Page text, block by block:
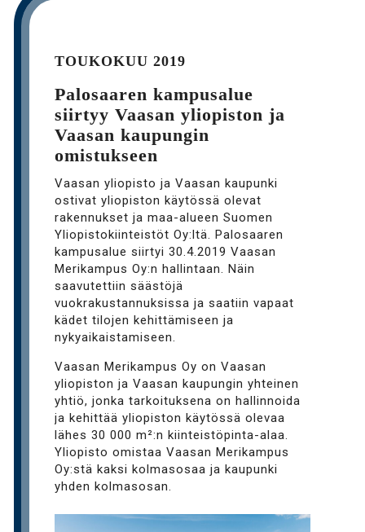
TOUKOKUU 2019
Palosaaren kampusalue
siirtyy Vaasan yliopiston ja
Vaasan kaupungin
omistukseen
Vaasan yliopisto ja Vaasan kaupunki
ostivat yliopiston käytössä olevat
rakennukset ja maa-alueen Suomen
Yliopistokiinteistöt Oy:ltä. Palosaaren
kampusalue siirtyi 30.4.2019 Vaasan
Merikampus Oy:n hallintaan. Näin
saavutettiin säästöjä
vuokrakustannuksissa ja saatiin vapaat
kädet tilojen kehittämiseen ja
nykyaikaistamiseen.
Vaasan Merikampus Oy on Vaasan
yliopiston ja Vaasan kaupungin yhteinen
yhtiö, jonka tarkoituksena on hallinnoida
ja kehittää yliopiston käytössä olevaa
lähes 30 000 m²:n kiinteistöpinta-alaa.
Yliopisto omistaa Vaasan Merikampus
Oy:stä kaksi kolmasosaa ja kaupunki
yhden kolmasosan.